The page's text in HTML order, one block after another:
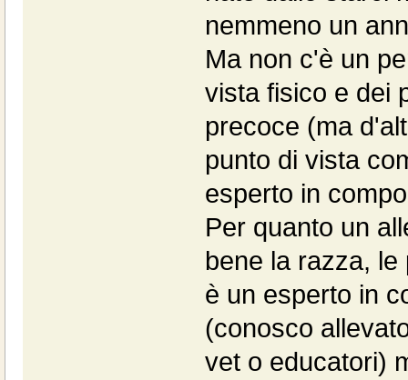
nemmeno un
Ma non c'è un
vista fisico e dei
precoce (ma
punto di vista
esperto in
Per quanto un
bene la razza,
è un esperto in
(conosco
vet o educatori)